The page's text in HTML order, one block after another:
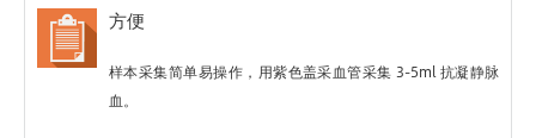
常染色体隐性
Waardenburg综合
征II型伴眼白化病
常染色体隐性非综合
征性耳聋
鳃裂-耳-肾综合征2
耶维尔-朗厄·尼尔逊
方便
样本采集简单易操作，用紫色盖采血管采集 3-5ml 抗凝静脉
血。